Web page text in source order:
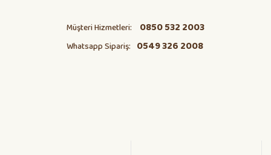
Müşteri Hizmetleri: 0850 532 2003
Whatsapp Sipariş: 0549 326 2008